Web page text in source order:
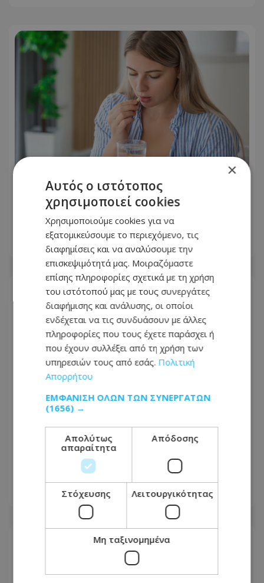
Αντικαταθλιπτικά: Γιατί η διακοπή
τους προκαλεί φόβο – Πώς θα γίνει
σωστά και με ασφάλεια
06.08.2026 - 20:11
Το παρεξηγημένο αιθέριο έλαιο που
κρατά μακριά τα κουνούπια για 3
06.08.2026 - 07:18
×
Αυτός ο ιστότοπος
χρησιμοποιεί cookies
Χρησιμοποιούμε cookies για να
εξατομικεύσουμε το περιεχόμενο, τις
διαφημίσεις και να αναλύσουμε την
επισκεψιμότητά μας. Μοιραζόμαστε
επίσης πληροφορίες σχετικά με τη χρήση
του ιστότοπού μας με τους συνεργάτες
διαφήμισης και ανάλυσης, οι οποίοι
ενδέχεται να τις συνδυάσουν με άλλες
πληροφορίες που τους έχετε παράσχει ή
που έχουν συλλέξει από τη χρήση των
υπηρεσιών τους από εσάς. Πολιτική
Απορρήτου
ΕΜΦΆΝΙΣΗ ΌΛΩΝ ΤΩΝ ΣΥΝΕΡΓΑΤΏΝ
(1656) →
Απολύτως
απαραίτητα
Απόδοσης
Στόχευσης Λειτουργικότητας
Μη ταξινομημένα